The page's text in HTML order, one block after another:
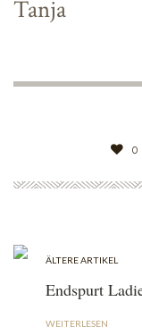
Tanja
0
ÄLTERE ARTIKEL
Endspurt
WEITERLESEN